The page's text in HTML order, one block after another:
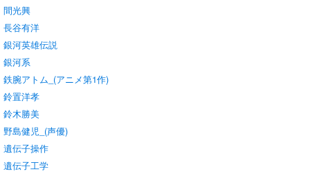
間光興
長谷有洋
銀河英雄伝説
銀河系
鉄腕アトム_(アニメ第1作)
鈴置洋孝
鈴木勝美
野島健児_(声優)
遺伝子操作
遺伝子工学